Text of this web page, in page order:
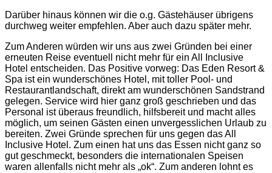
Darüber hinaus können wir die o.g. Gästehäuser übrigens
durchweg weiter empfehlen. Aber auch dazu später mehr.
Zum Anderen würden wir uns aus zwei Gründen bei einer
erneuten Reise eventuell nicht mehr für ein All Inclusive
Hotel entscheiden. Das Positive vorweg: Das Eden Resort &
Spa ist ein wunderschönes Hotel, mit toller Pool- und
Restaurantlandschaft, direkt am wunderschönen Sandstrand
gelegen. Service wird hier ganz groß geschrieben und das
Personal ist überaus freundlich, hilfsbereit und macht alles
möglich, um seinen Gästen einen unvergesslichen Urlaub zu
bereiten. Zwei Gründe sprechen für uns gegen das All
Inclusive Hotel. Zum einen hat uns das Essen nicht ganz so
gut geschmeckt, besonders die internationalen Speisen
waren allenfalls nicht mehr als „ok“. Zum anderen lohnt es